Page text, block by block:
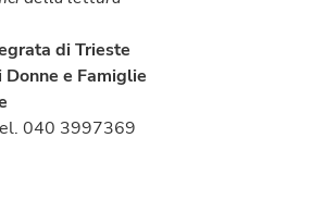
di Trieste
e Famiglie
040 3997369